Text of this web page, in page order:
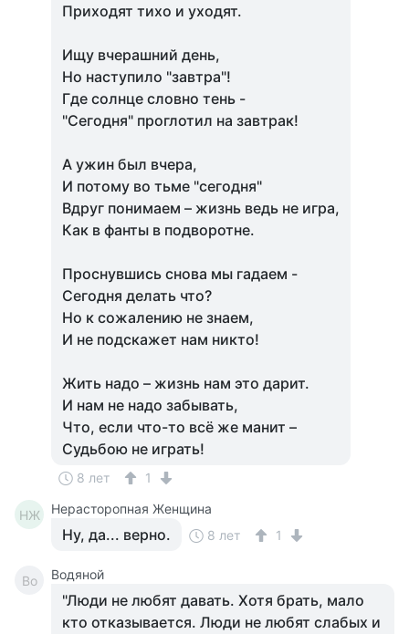
Приходят тихо и уходят.
Ищу вчерашний день,
Но наступило "завтра"!
Где солнце словно тень -
"Сегодня" проглотил на завтрак!
А ужин был вчера,
И потому во тьме "сегодня"
Вдруг понимаем – жизнь ведь не игра,
Как в фанты в подворотне.
Проснувшись снова мы гадаем -
Сегодня делать что?
Но к сожалению не знаем,
И не подскажет нам никто!
Жить надо – жизнь нам это дарит.
И нам не надо забывать,
Что, если что-то всё же манит –
Судьбою не играть!
8 лет 1
НЖ Нерасторопная Женщина
Ну, да... верно. 8 лет 1
Во Водяной
"Люди не любят давать. Хотя брать, мало
кто отказывается. Люди не любят слабых и